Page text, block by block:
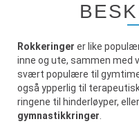
Rokkeringer er like
inne og ute, sammen med
svært populære til
også ypperlig til
ringene til hinderløyper,
gymnastikkringer